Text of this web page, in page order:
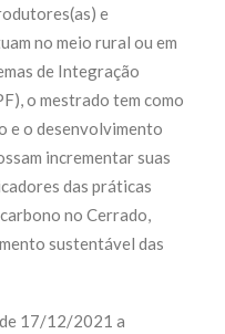
e
no meio rural ou em
de Integração
o mestrado tem como
e o desenvolvimento
incrementar suas
das práticas
no Cerrado,
sustentável das
17/12/2021 a